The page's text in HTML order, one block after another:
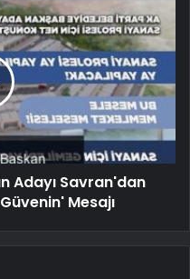
Adayı Savran'dan
Mesajı